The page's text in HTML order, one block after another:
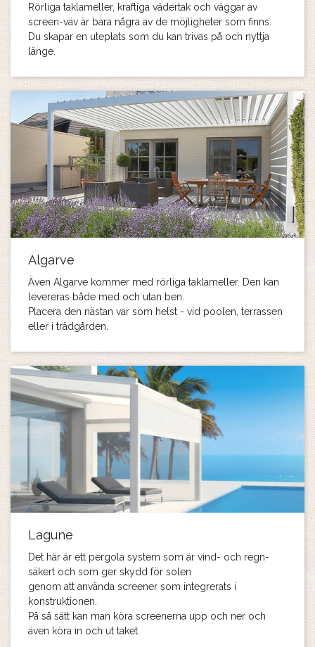
Rörliga taklameller, kraftiga vädertak och väggar av
screen-väv är bara några av de möjligheter som finns.
Du skapar en uteplats som du kan trivas på och nyttja
länge.
Algarve
Även Algarve kommer med rörliga taklameller. Den kan
levereras både med och utan ben.
Placera den nästan var som helst - vid poolen, terrassen
eller i trädgården.
Lagune
Det här är ett pergola system som är vind- och regn-
säkert och som ger skydd för solen
genom att använda screener som integrerats i
konstruktionen.
På så sätt kan man köra screenerna upp och ner och
även köra in och ut taket.